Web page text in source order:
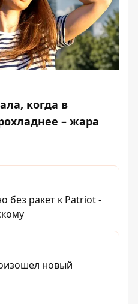
когда в
– жара
без ракет к Patriot -
новый